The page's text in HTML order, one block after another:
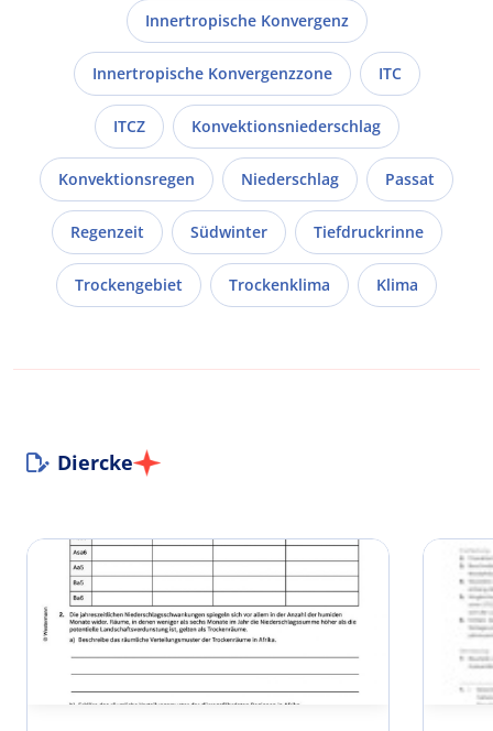
Innertropische Konvergenz
Innertropische Konvergenzzone ITC
ITCZ Konvektionsniederschlag
Konvektionsregen Niederschlag Passat
Regenzeit Südwinter Tiefdruckrinne
Trockengebiet Trockenklima Klima
Diercke